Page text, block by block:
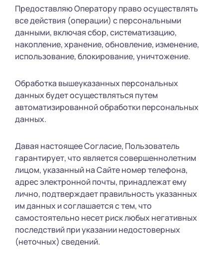
Предоставляю Оператору право осуществлять
все действия (операции) с персональными
данными, включая сбор, систематизацию,
накопление, хранение, обновление, изменение,
использование, блокирование, уничтожение.
Обработка вышеуказанных персональных
данных будет осуществляться путем
автоматизированной обработки персональных
данных.
Давая настоящее Согласие, Пользователь
гарантирует, что является совершеннолетним
лицом, указанный на Сайте номер телефона,
адрес электронной почты, принадлежат ему
лично, подтверждает правильность указанных
им данных и соглашается с тем, что
самостоятельно несет риск любых негативных
последствий при указании недостоверных
(неточных) сведений.